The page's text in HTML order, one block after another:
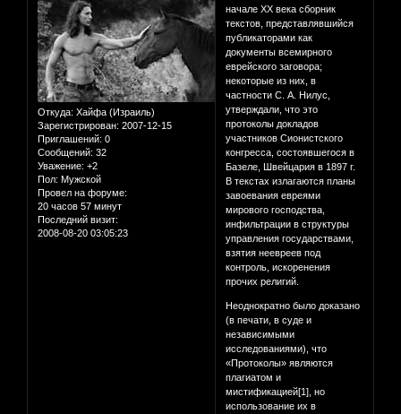
Откуда: Хайфа (Израиль)
Зарегистрирован: 2007-12-15
Приглашений: 0
Сообщений: 32
Уважение: +2
Пол: Мужской
Провел на форуме:
20 часов 57 минут
Последний визит:
2008-08-20 03:05:23
начале XX века сборник
текстов, представлявшийся
публикаторами как
документы всемирного
еврейского заговора;
некоторые из них, в
частности С. А. Нилус,
утверждали, что это
протоколы докладов
участников Сионистского
конгресса, состоявшегося в
Базеле, Швейцария в 1897 г.
В текстах излагаются планы
завоевания евреями
мирового господства,
инфильтрации в структуры
управления государствами,
взятия неевреев под
контроль, искоренения
прочих религий.
Неоднократно было доказано
(в печати, в суде и
независимыми
исследованиями), что
«Протоколы» являются
плагиатом и
мистификацией[1], но
использование их в